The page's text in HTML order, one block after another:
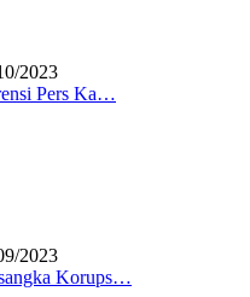
2023
Pers Ka…
2023
Korups…